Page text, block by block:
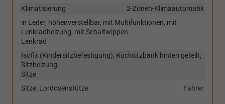
2-Zonen-Klimaautomatik
Klimatisierung
in Leder, höhenverstellbar, mit Multifunktionen, mit
Lenkradheizung, mit Schaltwippen
Lenkrad
Isofix (Kindersitzbefestigung), Rücksitzbank hinten geteilt,
Sitzheizung
Sitze
Fahrer
Sitze: Lordosenstütze